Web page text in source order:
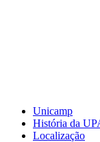
Unicamp
História da
Localização